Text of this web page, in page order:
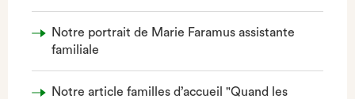
Notre portrait de Marie Faramus assistante
familiale
Notre article familles d’accueil "Quand les